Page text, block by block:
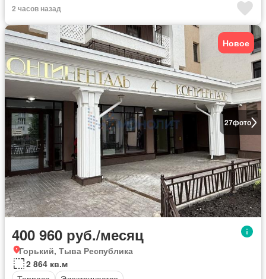
2 часов назад
27фото
Новое
400 960 руб./месяц
Горький, Тыва Республика
2 864 кв.м